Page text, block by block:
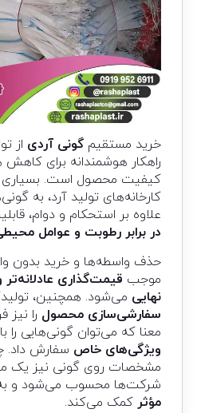
خرید مستقیمگونی آردی از
راهکار هوشمندانه برای کاهش
کیفیت محصول است. بسیاری
کارخانه‌های تولید آرد، به
علاوه بر استحکام و دوام،
در برابر رطوبت و عوامل
حذف واسطه‌ها و خرید بدون
موجب قیمت‌گذاری
نهایی می‌شود. همچنین،
سفارشی‌سازی محصول را نیز
معنا که می‌توان گونی‌هایی را با
ویژگی‌های خاص سفارش داد.
مشخصات روی گونی نیز یک
شرکت‌ها محسوب می‌شود و
مؤثر کمک می‌کند.